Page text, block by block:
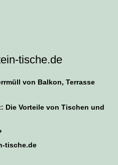
tische.de
von Balkon, Terrasse
Die Vorteile von Tischen und
tische.de